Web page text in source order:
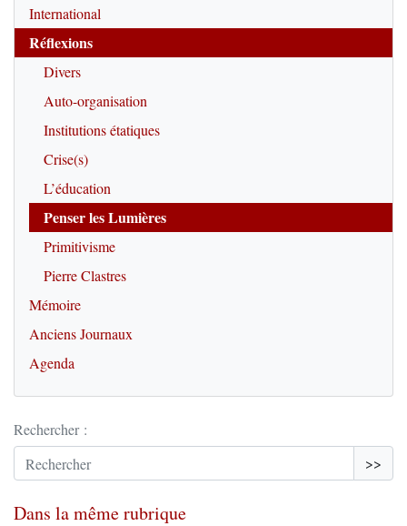
International
Réflexions
Divers
Auto-organisation
Institutions étatiques
Crise(s)
L’éducation
Penser les Lumières
Primitivisme
Pierre Clastres
Mémoire
Anciens Journaux
Agenda
Rechercher :
>>
Dans la même rubrique